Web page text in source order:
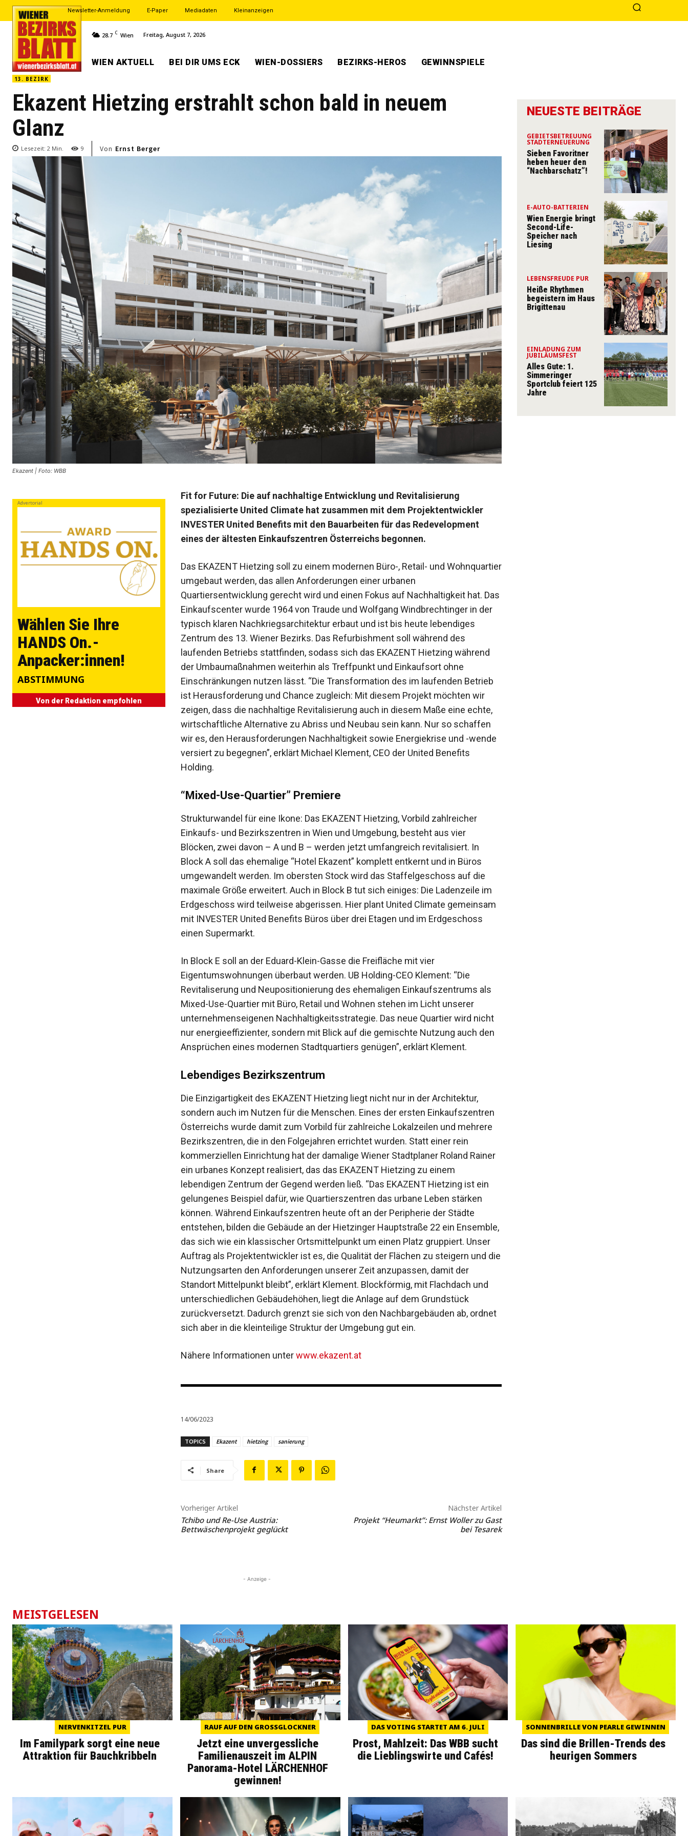
Newsletter-Anmeldung E-Paper Mediadaten Kleinanzeigen
28.7 C Wien Freitag, August 7, 2026
WIEN AKTUELL BEI DIR UMS ECK WIEN-DOSSIERS BEZIRKS-HEROS GEWINNSPIELE
13. BEZIRK
Ekazent Hietzing erstrahlt schon bald in neuem
Glanz
Lesezeit: 2 Min. 9 Von Ernst Berger
Ekazent | Foto: WBB
Advertorial
Wählen Sie Ihre
HANDS On.-
Anpacker:innen!
ABSTIMMUNG
Von der Redaktion empfohlen
Fit for Future: Die auf nachhaltige Entwicklung und Revitalisierung
spezialisierte United Climate hat zusammen mit dem Projektentwickler
INVESTER United Benefits mit den Bauarbeiten für das Redevelopment
eines der ältesten Einkaufszentren Österreichs begonnen.
Das EKAZENT Hietzing soll zu einem modernen Büro-, Retail- und Wohnquartier
umgebaut werden, das allen Anforderungen einer urbanen
Quartiersentwicklung gerecht wird und einen Fokus auf Nachhaltigkeit hat. Das
Einkaufscenter wurde 1964 von Traude und Wolfgang Windbrechtinger in der
typisch klaren Nachkriegsarchitektur erbaut und ist bis heute lebendiges
Zentrum des 13. Wiener Bezirks. Das Refurbishment soll während des
laufenden Betriebs stattfinden, sodass sich das EKAZENT Hietzing während
der Umbaumaßnahmen weiterhin als Treffpunkt und Einkaufsort ohne
Einschränkungen nutzen lässt. “Die Transformation des im laufenden Betrieb
ist Herausforderung und Chance zugleich: Mit diesem Projekt möchten wir
zeigen, dass die nachhaltige Revitalisierung auch in diesem Maße eine echte,
wirtschaftliche Alternative zu Abriss und Neubau sein kann. Nur so schaffen
wir es, den Herausforderungen Nachhaltigkeit sowie Energiekrise und -wende
versiert zu begegnen”, erklärt Michael Klement, CEO der United Benefits
Holding.
“Mixed-Use-Quartier” Premiere
Strukturwandel für eine Ikone: Das EKAZENT Hietzing, Vorbild zahlreicher
Einkaufs- und Bezirkszentren in Wien und Umgebung, besteht aus vier
Blöcken, zwei davon – A und B – werden jetzt umfangreich revitalisiert. In
Block A soll das ehemalige “Hotel Ekazent” komplett entkernt und in Büros
umgewandelt werden. Im obersten Stock wird das Staffelgeschoss auf die
maximale Größe erweitert. Auch in Block B tut sich einiges: Die Ladenzeile im
Erdgeschoss wird teilweise abgerissen. Hier plant United Climate gemeinsam
mit INVESTER United Benefits Büros über drei Etagen und im Erdgeschoss
einen Supermarkt.
In Block E soll an der Eduard-Klein-Gasse die Freifläche mit vier
Eigentumswohnungen überbaut werden. UB Holding-CEO Klement: “Die
Revitaliserung und Neupositionierung des ehemaligen Einkaufszentrums als
Mixed-Use-Quartier mit Büro, Retail und Wohnen stehen im Licht unserer
unternehmenseigenen Nachhaltigkeitsstrategie. Das neue Quartier wird nicht
nur energieeffizienter, sondern mit Blick auf die gemischte Nutzung auch den
Ansprüchen eines modernen Stadtquartiers genügen”, erklärt Klement.
Lebendiges Bezirkszentrum
Die Einzigartigkeit des EKAZENT Hietzing liegt nicht nur in der Architektur,
sondern auch im Nutzen für die Menschen. Eines der ersten Einkaufszentren
Österreichs wurde damit zum Vorbild für zahlreiche Lokalzeilen und mehrere
Bezirkszentren, die in den Folgejahren errichtet wurden. Statt einer rein
kommerziellen Einrichtung hat der damalige Wiener Stadtplaner Roland Rainer
ein urbanes Konzept realisiert, das das EKAZENT Hietzing zu einem
lebendigen Zentrum der Gegend werden ließ. “Das EKAZENT Hietzing ist ein
gelungenes Beispiel dafür, wie Quartierszentren das urbane Leben stärken
können. Während Einkaufszentren heute oft an der Peripherie der Städte
entstehen, bilden die Gebäude an der Hietzinger Hauptstraße 22 ein Ensemble,
das sich wie ein klassischer Ortsmittelpunkt um einen Platz gruppiert. Unser
Auftrag als Projektentwickler ist es, die Qualität der Flächen zu steigern und die
Nutzungsarten den Anforderungen unserer Zeit anzupassen, damit der
Standort Mittelpunkt bleibt”, erklärt Klement. Blockförmig, mit Flachdach und
unterschiedlichen Gebäudehöhen, liegt die Anlage auf dem Grundstück
zurückversetzt. Dadurch grenzt sie sich von den Nachbargebäuden ab, ordnet
sich aber in die kleinteilige Struktur der Umgebung gut ein.
Nähere Informationen unterwww.ekazent.at
14/06/2023
TOPICS Ekazent hietzing sanierung
Share
Vorheriger Artikel
Tchibo und Re-Use Austria:
Bettwäschenprojekt geglückt
Nächster Artikel
Projekt “Heumarkt”: Ernst Woller zu Gast
bei Tesarek
- Anzeige -
NEUESTE BEITRÄGE
GEBIETSBETREUUNG
STADTERNEUERUNG
Sieben Favoritner
heben heuer den
“Nachbarschatz”!
E-AUTO-BATTERIEN
Wien Energie bringt
Second-Life-
Speicher nach
Liesing
LEBENSFREUDE PUR
Heiße Rhythmen
begeistern im Haus
Brigittenau
EINLADUNG ZUM
JUBILÄUMSFEST
Alles Gute: 1.
Simmeringer
Sportclub feiert 125
Jahre
MEISTGELESEN
NERVENKITZEL PUR
Im Familypark sorgt eine neue
Attraktion für Bauchkribbeln
RAUF AUF DEN GROSSGLOCKNER
Jetzt eine unvergessliche
Familienauszeit im ALPIN
Panorama-Hotel LÄRCHENHOF
gewinnen!
DAS VOTING STARTET AM 6. JULI
Prost, Mahlzeit: Das WBB sucht
die Lieblingswirte und Cafés!
SONNENBRILLE VON PEARLE GEWINNEN
Das sind die Brillen-Trends des
heurigen Sommers